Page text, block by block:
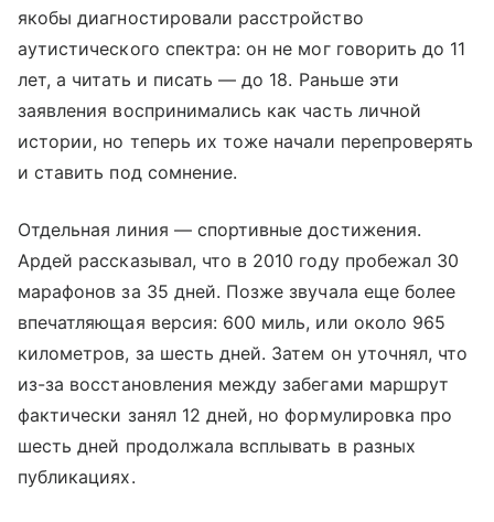
якобы диагностировали расстройство
аутистического спектра: он не мог говорить до 11
лет, а читать и писать — до 18. Раньше эти
заявления воспринимались как часть личной
истории, но теперь их тоже начали перепроверять
и ставить под сомнение.
Отдельная линия — спортивные достижения.
Ардей рассказывал, что в 2010 году пробежал 30
марафонов за 35 дней. Позже звучала еще более
впечатляющая версия: 600 миль, или около 965
километров, за шесть дней. Затем он уточнял, что
из-за восстановления между забегами маршрут
фактически занял 12 дней, но формулировка про
шесть дней продолжала всплывать в разных
публикациях.